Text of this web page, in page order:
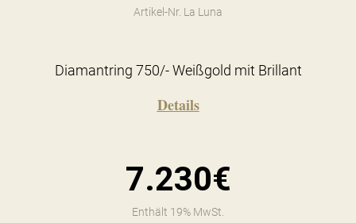
Artikel-Nr. La Luna
Diamantring 750/- Weißgold mit Brillant
Details
7.230€
Enthält 19% MwSt.